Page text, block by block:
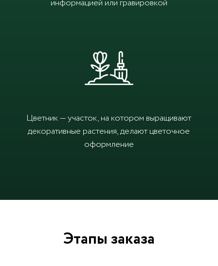
информацией или гравировкой
Цветник — участок, на котором выращивают
декоративные растения, делают цветочное
оформление
Этапы заказа